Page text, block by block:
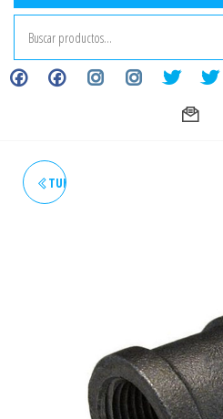
TUBING SMLS 1/2" WT 0.065"